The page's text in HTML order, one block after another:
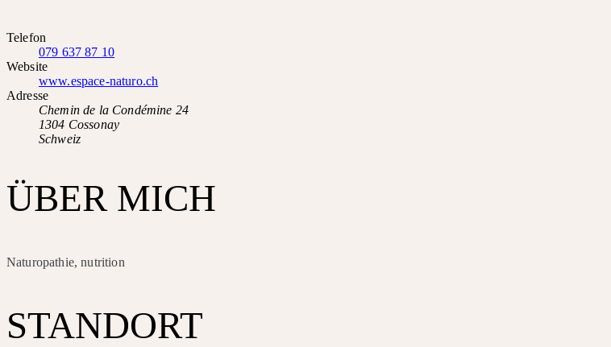
Telefon
079 637 87 10
Website
www.espace-naturo.ch
Adresse
Chemin de la Condémine 24
1304 Cossonay
Schweiz
ÜBER MICH
Naturopathie, nutrition
STANDORT